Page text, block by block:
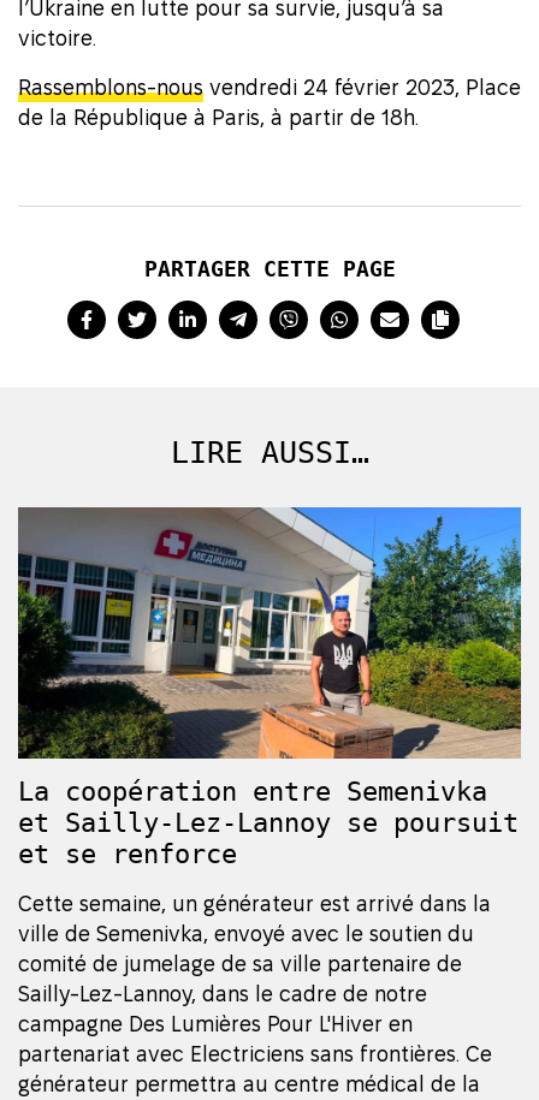
l’Ukraine en lutte pour sa survie, jusqu’à sa
victoire.
Rassemblons-nous vendredi 24 février 2023, Place
de la République à Paris, à partir de 18h.
PARTAGER CETTE PAGE
LIRE AUSSI…
La coopération entre Semenivka
et Sailly-Lez-Lannoy se poursuit
et se renforce
Cette semaine, un générateur est arrivé dans la
ville de Semenivka, envoyé avec le soutien du
comité de jumelage de sa ville partenaire de
Sailly-Lez-Lannoy, dans le cadre de notre
campagne Des Lumières Pour L'Hiver en
partenariat avec Electriciens sans frontières. Ce
générateur permettra au centre médical de la